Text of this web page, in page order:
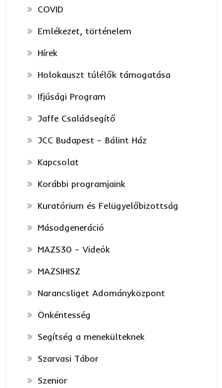
COVID
Emlékezet, történelem
Hírek
Holokauszt túlélők támogatása
Ifjúsági Program
Jaffe Családsegítő
JCC Budapest – Bálint Ház
Kapcsolat
Korábbi programjaink
Kuratórium és Felügyelőbizottság
Másodgeneráció
MAZS30 – Videók
MAZSIHISZ
Narancsliget Adományközpont
Önkéntesség
Segítség a menekülteknek
Szarvasi Tábor
Szenior